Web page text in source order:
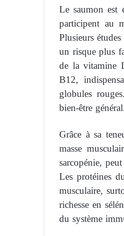
Le saumon est
participent au
Plusieurs
un risque plus
de la vitamine
B12,
globules
bien-être
Grâce à sa
masse
sarcopénie,
Les protéines
musculaire,
richesse en
du système